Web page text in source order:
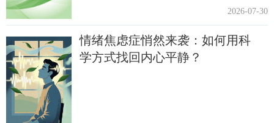
2026-07-30
情绪焦虑症悄然来袭：如何用科
学方式找回内心平静？